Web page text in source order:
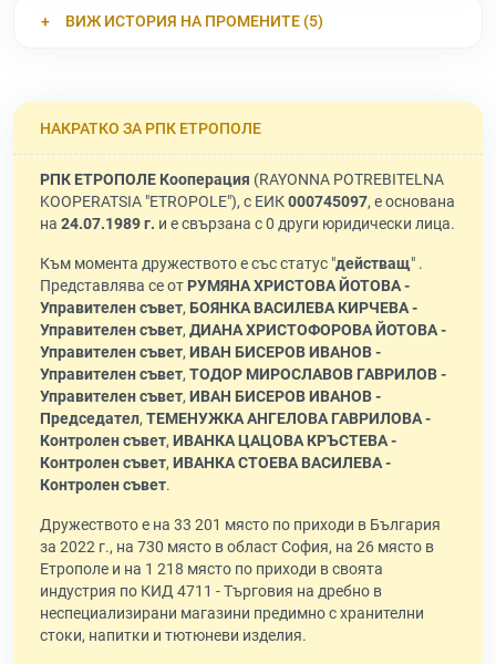
ВИЖ ИСТОРИЯ НА ПРОМЕНИТЕ (5)
НАКРАТКО ЗА РПК ЕТРОПОЛЕ
РПК ЕТРОПОЛЕ Кооперация (RAYONNA POTREBITELNA
KOOPERATSIA "ETROPOLE"), с ЕИК000745097, е основана
на 24.07.1989 г. и е свързана с 0 други юридически лица.
Към момента дружеството е със статус "действащ" .
Представлява се от РУМЯНА ХРИСТОВА ЙОТОВА -
Управителен съвет, БОЯНКА ВАСИЛЕВА КИРЧЕВА -
Управителен съвет, ДИАНА ХРИСТОФОРОВА ЙОТОВА -
Управителен съвет, ИВАН БИСЕРОВ ИВАНОВ -
Управителен съвет, ТОДОР МИРОСЛАВОВ ГАВРИЛОВ -
Управителен съвет, ИВАН БИСЕРОВ ИВАНОВ -
Председател, ТЕМЕНУЖКА АНГЕЛОВА ГАВРИЛОВА -
Контролен съвет, ИВАНКА ЦАЦОВА КРЪСТЕВА -
Контролен съвет, ИВАНКА СТОЕВА ВАСИЛЕВА -
Контролен съвет.
Дружеството е на 33 201 място по приходи в България
за 2022 г., на 730 място в област София, на 26 място в
Етрополе и на 1 218 място по приходи в своята
индустрия по КИД 4711 - Търговия на дребно в
неспециализирани магазини предимно с хранителни
стоки, напитки и тютюневи изделия.